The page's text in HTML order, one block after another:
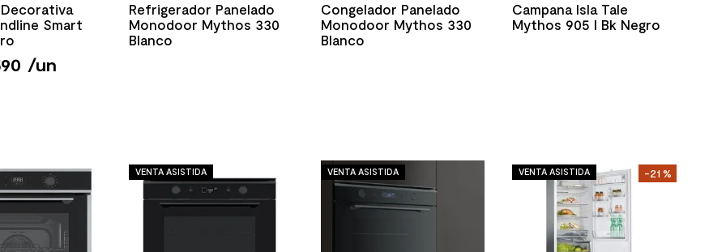
Decorativa
Smart
/un
Refrigerador Panelado
Monodoor Mythos 330
Blanco
Congelador Panelado
Monodoor Mythos 330
Blanco
Campana Isla Tale
Mythos 905 I Bk Negro
VENTA ASISTIDA VENTA ASISTIDA -21 %
VENTA ASISTIDA